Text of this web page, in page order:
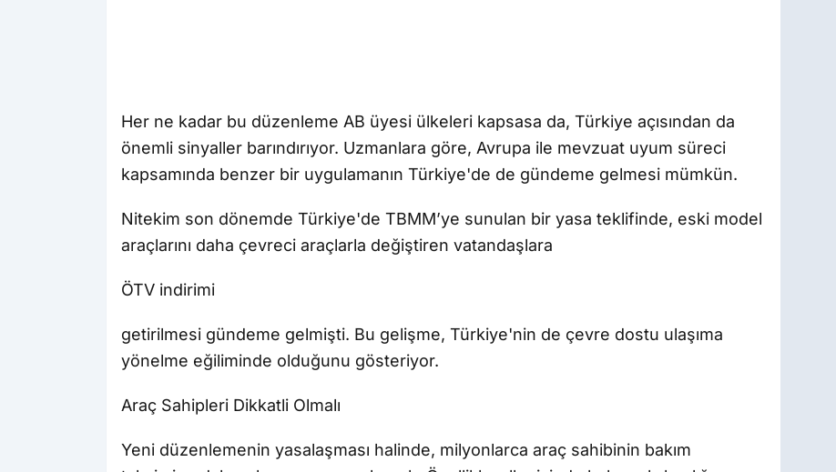
Her ne kadar bu düzenleme AB üyesi ülkeleri kapsasa da, Türkiye açısından da
önemli sinyaller barındırıyor. Uzmanlara göre, Avrupa ile mevzuat uyum süreci
kapsamında benzer bir uygulamanın Türkiye'de de gündeme gelmesi mümkün.
Nitekim son dönemde Türkiye'de TBMM’ye sunulan bir yasa teklifinde, eski model
araçlarını daha çevreci araçlarla değiştiren vatandaşlara
ÖTV indirimi
getirilmesi gündeme gelmişti. Bu gelişme, Türkiye'nin de çevre dostu ulaşıma
yönelme eğiliminde olduğunu gösteriyor.
Araç Sahipleri Dikkatli Olmalı
Yeni düzenlemenin yasalaşması halinde, milyonlarca araç sahibinin bakım